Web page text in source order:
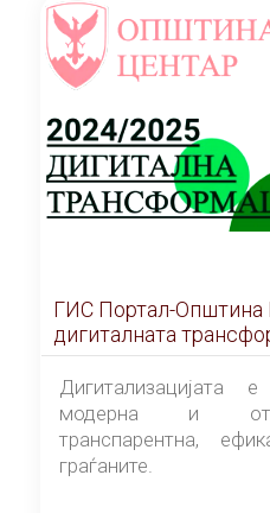
ГИС Портал-Општина
дигиталната
Дигитализацијата
модерна и
транспарентна,
граѓаните.